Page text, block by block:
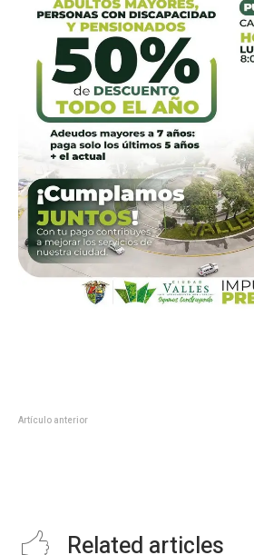
Artículo anterior
Related articles